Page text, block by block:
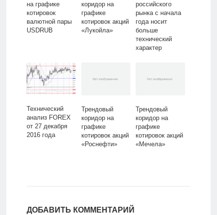
на графике
котировок
валютной пары
USDRUB
коридор на
графике
котировок акций
«Лукойла»
российского
рынка с начала
года носит
больше
технический
характер
​Технический
анализ FOREX
от 27 декабря
2016 года
Трендовый
коридор на
графике
котировок акций
«Роснефти»
Трендовый
коридор на
графике
котировок акций
«Мечела»
ДОБАВИТЬ КОММЕНТАРИЙ